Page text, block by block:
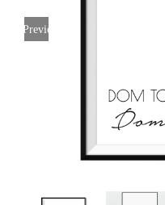
Previous